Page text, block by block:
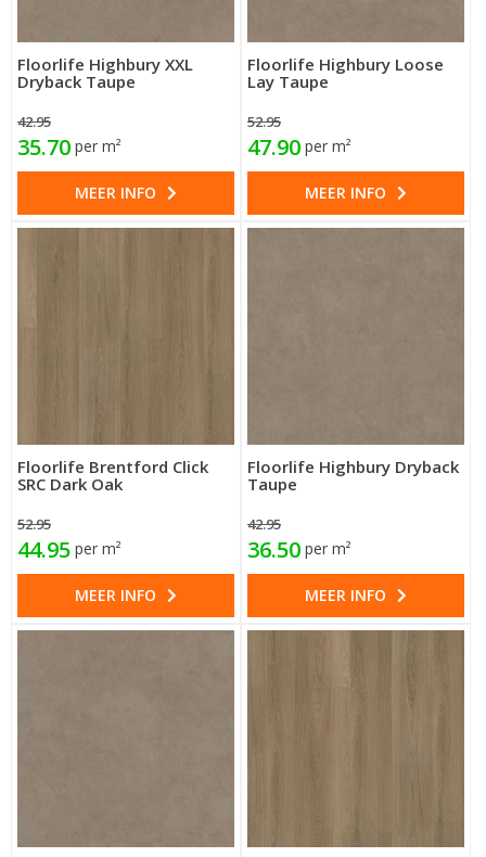
Floorlife Highbury XXL
Dryback Taupe
42.95
35.70 per m²
MEER INFO
Floorlife Highbury Loose
Lay Taupe
52.95
47.90 per m²
MEER INFO
Floorlife Brentford Click
SRC Dark Oak
52.95
44.95 per m²
MEER INFO
Floorlife Highbury Dryback
Taupe
42.95
36.50 per m²
MEER INFO